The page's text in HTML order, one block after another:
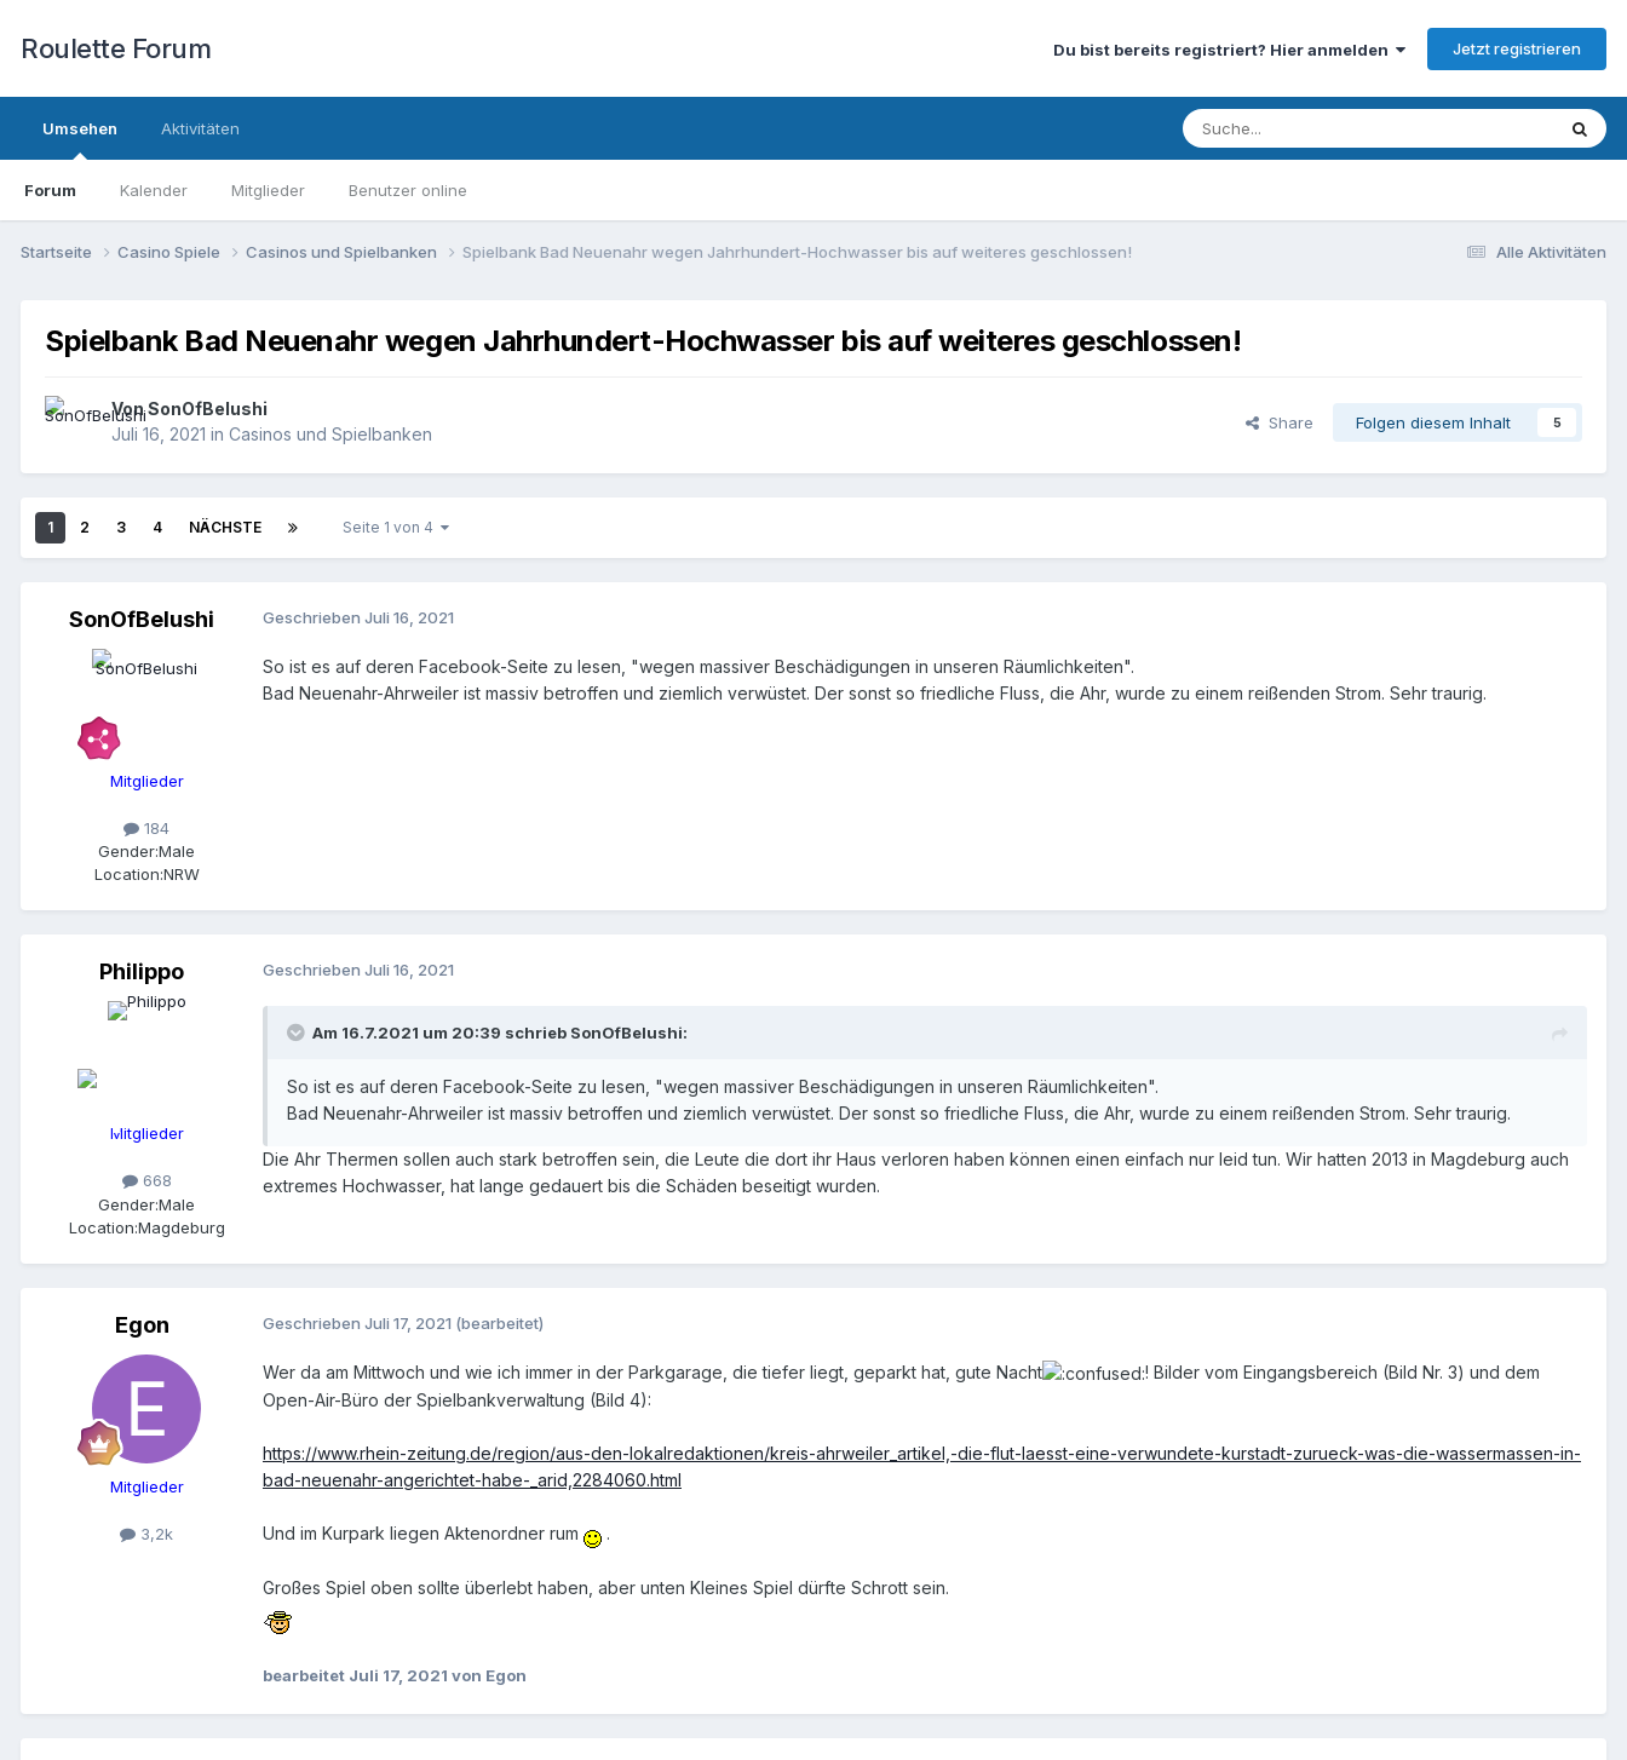
Roulette Forum Du bist bereits registriert? Hier anmelden Jetzt registrieren
Umsehen
Forum Kalender Mitglieder Benutzer online
Aktivitäten
Alle Aktivitäten
Startseite Casino Spiele Casinos und Spielbanken Spielbank Bad Neuenahr wegen Jahrhundert-Hochwasser bis auf weiteres geschlossen!
Spielbank Bad Neuenahr wegen Jahrhundert-Hochwasser bis auf weiteres geschlossen!
VonSonOfBelushi
Juli 16, 2021 in Casinos und Spielbanken
Share Folgen diesem Inhalt 5
1 2 3 4 NÄCHSTE Seite 1 von 4
SonOfBelushi
Mitglieder
184
Gender:Male
Location:NRW
Geschrieben Juli 16, 2021
So ist es auf deren Facebook-Seite zu lesen, "wegen massiver Beschädigungen in unseren Räumlichkeiten".
Bad Neuenahr-Ahrweiler ist massiv betroffen und ziemlich verwüstet. Der sonst so friedliche Fluss, die Ahr, wurde zu einem reißenden Strom. Sehr traurig.
Philippo
Mitglieder
668
Gender:Male
Location:Magdeburg
Geschrieben Juli 16, 2021
Am 16.7.2021 um 20:39 schrieb SonOfBelushi:
So ist es auf deren Facebook-Seite zu lesen, "wegen massiver Beschädigungen in unseren Räumlichkeiten".
Bad Neuenahr-Ahrweiler ist massiv betroffen und ziemlich verwüstet. Der sonst so friedliche Fluss, die Ahr, wurde zu einem reißenden Strom. Sehr traurig.
Die Ahr Thermen sollen auch stark betroffen sein, die Leute die dort ihr Haus verloren haben können einen einfach nur leid tun. Wir hatten 2013 in Magdeburg auch
extremes Hochwasser, hat lange gedauert bis die Schäden beseitigt wurden.
Egon
Mitglieder
3,2k
Geschrieben Juli 17, 2021 (bearbeitet)
Wer da am Mittwoch und wie ich immer in der Parkgarage, die tiefer liegt, geparkt hat, gute Nacht
! Bilder vom Eingangsbereich (Bild Nr. 3) und dem
Open-Air-Büro der Spielbankverwaltung (Bild 4):
https://www.rhein-zeitung.de/region/aus-den-lokalredaktionen/kreis-ahrweiler_artikel,-die-flut-laesst-eine-verwundete-kurstadt-zurueck-was-die-wassermassen-in-
bad-neuenahr-angerichtet-habe-_arid,2284060.html
Und im Kurpark liegen Aktenordner rum .
Großes Spiel oben sollte überlebt haben, aber unten Kleines Spiel dürfte Schrott sein.
bearbeitet Juli 17, 2021 von Egon